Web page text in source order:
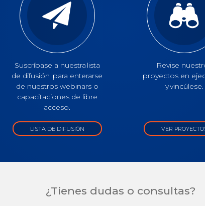
Suscríbase a nuestra lista
de difusión para enterarse
de nuestros webinars o
capacitaciones de libre
acceso.
LISTA DE DIFUSIÓN
Revise
proyectos en
y vincúlese.
VER
¿Tienes dudas o consultas?